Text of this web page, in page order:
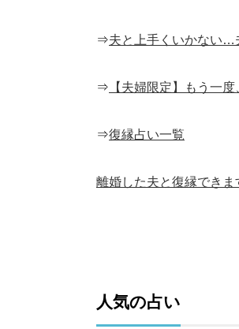
⇒夫と上手くいかない…
⇒ 【夫婦限定】もう一
⇒復縁占い一覧
離婚した夫と復縁できま
人気の占い